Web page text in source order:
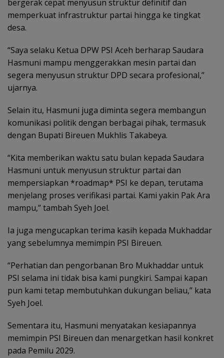
bergerak cepat menyusun struktur definitif dan
memperkuat infrastruktur partai hingga ke tingkat
desa.
“Saya selaku Ketua DPW PSI Aceh berharap Saudara
Hasmuni mampu menggerakkan mesin partai dan
segera menyusun struktur DPD secara profesional,”
ujarnya.
Selain itu, Hasmuni juga diminta segera membangun
komunikasi politik dengan berbagai pihak, termasuk
dengan Bupati Bireuen Mukhlis Takabeya.
“Kita memberikan waktu satu bulan kepada Saudara
Hasmuni untuk menyusun struktur partai dan
mempersiapkan *roadmap* PSI ke depan, terutama
menjelang proses verifikasi partai. Kami yakin Pak Ara
mampu,” tambah Syeh Joel.
Ia juga mengucapkan terima kasih kepada Mukhaddar
yang sebelumnya memimpin PSI Bireuen.
“Perhatian dan pengorbanan Bro Mukhaddar untuk
PSI selama ini tidak bisa kami pungkiri. Sampai kapan
pun kami tetap membutuhkan dukungan beliau,” kata
Syeh Joel.
Sementara itu, Hasmuni menyatakan kesiapannya
memimpin PSI Bireuen dan menargetkan hasil konkret
pada Pemilu 2029.